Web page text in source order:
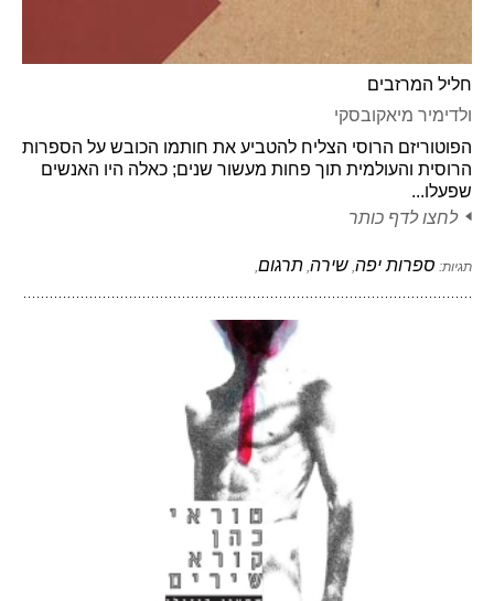
חליל המרזבים
ולדימיר מיאקובסקי
הפוטוריזם הרוסי הצליח להטביע את חותמו הכובש על הספרות
הרוסית והעולמית תוך פחות מעשור שנים; כאלה היו האנשים
שפעלו...
לחצו לדף כותר
תגיות: ספרות יפה, שירה, תרגום,